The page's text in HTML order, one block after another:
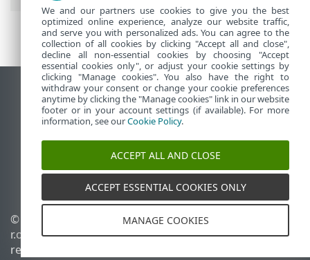
Ver site para desktop
End of Life
Base de conhecimento ESET
ESET Status Portal
Suporte regional
© 1992 - 2026 ESET, spol. s
r.o. - Todos os direitos
reservados.
Gerenciar cookies
Política de cookies
We and our partners use cookies to give you the best
optimized online experience, analyze our website traffic,
and serve you with personalized ads. You can agree to the
collection of all cookies by clicking "Accept all and close",
decline all non-essential cookies by choosing "Accept
essential cookies only", or adjust your cookie settings by
clicking "Manage cookies". You also have the right to
withdraw your consent or change your cookie preferences
anytime by clicking the "Manage cookies" link in our website
footer or in your account settings (if available). For more
information, see ourCookie Policy.
ACCEPT ALL AND CLOSE
ACCEPT ESSENTIAL COOKIES ONLY
MANAGE COOKIES